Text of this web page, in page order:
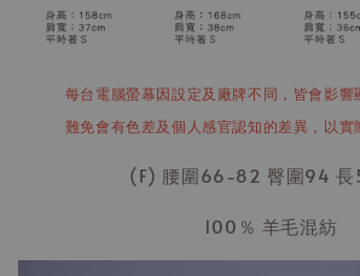
每台電腦螢幕因設定及廠牌不同，皆會影響
難免會有色差及個人感官認知的差異，以實
(F) 腰圍66-82 臀圍94 長
100％ 羊毛混紡